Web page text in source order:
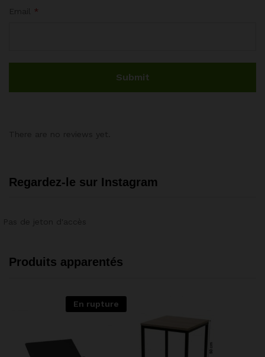
*
Regardez-le sur Instagram
Produits apparentés
En rupture